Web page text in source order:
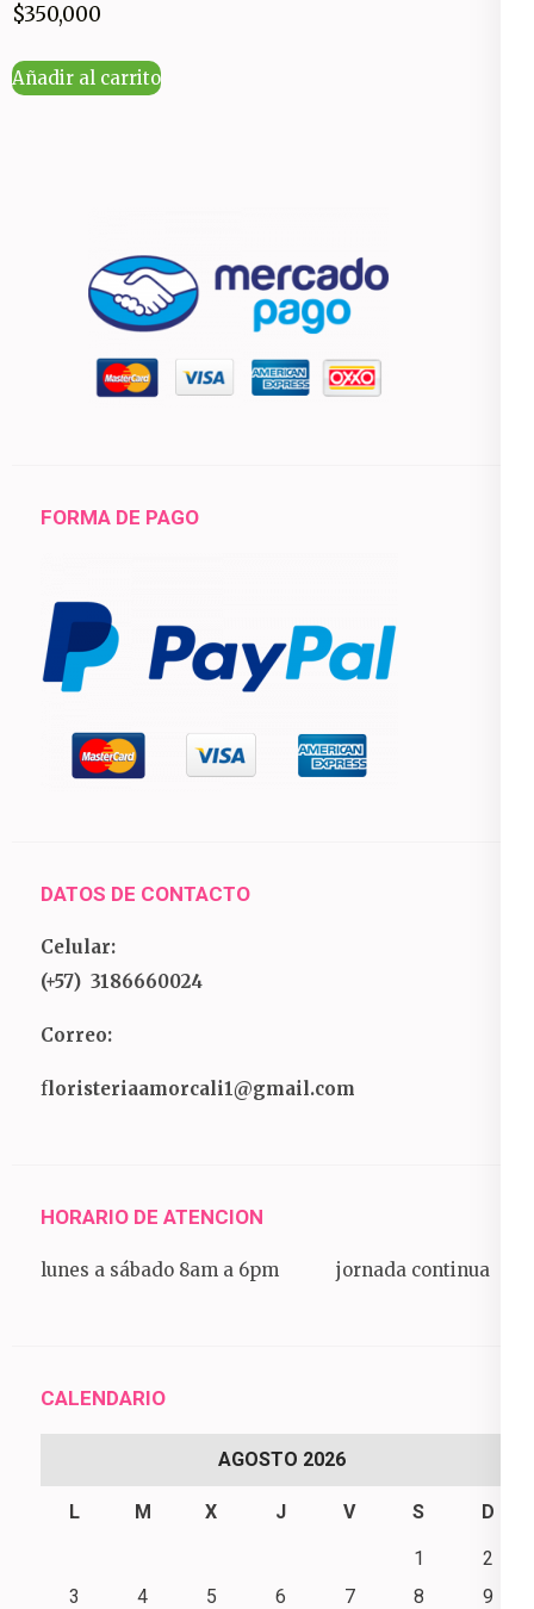
$350,000
Añadir al carrito
FORMA DE PAGO
DATOS DE CONTACTO
Celular:
(+57) 3186660024
Correo:
floristeriaamorcali1@gmail.com
HORARIO DE ATENCION
lunes a sábado 8am a 6pm jornada continua
CALENDARIO
AGOSTO 2026
L M X J V S D
1
2
3
4 5 6 7 8 9